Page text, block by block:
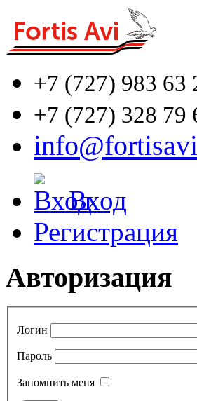
+7 (727) 983 63
+7 (727) 328 79
Вход
Регистрация
Авторизация
Логин
Пароль
Запомнить меня